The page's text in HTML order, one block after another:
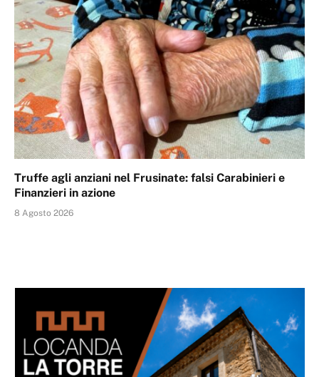
Truffe agli anziani nel Frusinate: falsi Carabinieri e
Finanzieri in azione
8 Agosto 2026